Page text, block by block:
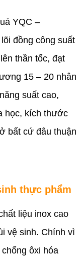
YQC –
đồng công suất
thần tốc, đạt
15 – 20 nhân
suất cao,
học, kích thước
bất cứ đâu thuận
thực phẩm
liệu inox cao
vệ sinh. Chính vì
ôxi hóa